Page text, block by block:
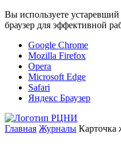
Вы используете
браузер для эффективной
Google Chrome
Mozilla Firefox
Opera
Microsoft Edge
Safari
Яндекс Браузер
Главная Журналы Карточка